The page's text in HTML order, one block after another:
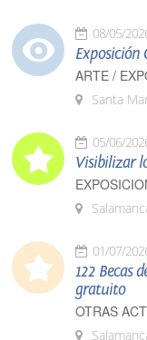
08/05/
Exposición
ARTE /
Santa
05/06/
Visibilizar
01/07/
122 Becas
gratuito
OTRAS